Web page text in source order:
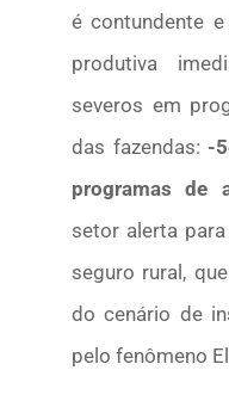
é contundente
produtiva
severos em
das fazendas: -
programas de
setor alerta
seguro rural,
do cenário de
pelo fenômeno